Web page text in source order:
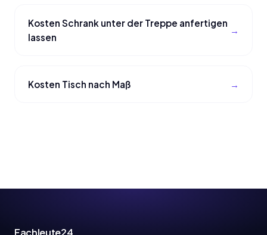
Kosten Schrank unter der Treppe anfertigen
lassen
Kosten Tisch nach Maß
Fachleute24